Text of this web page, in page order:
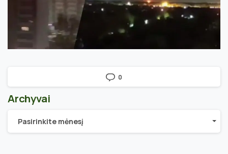
0
Archyvai
Archyvai
Pasirinkite mėnesį